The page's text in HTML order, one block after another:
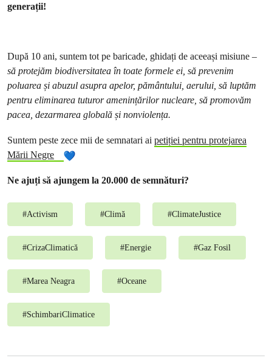
generații!
După 10 ani, suntem tot pe baricade, ghidați de aceeași misiune –
să protejăm biodiversitatea în toate formele ei, să prevenim
poluarea și abuzul asupra apelor, pământului, aerului, să luptăm
pentru eliminarea tuturor amenințărilor nucleare, să promovăm
pacea, dezarmarea globală și nonviolența.
Suntem peste zece mii de semnatari ai petiției pentru protejarea
Mării Negre
Ne ajuți să ajungem la 20.000 de semnături?
#Activism #Climă #ClimateJustice
#CrizaClimatică #Energie #Gaz Fosil
#Marea Neagra #Oceane
#SchimbariClimatice